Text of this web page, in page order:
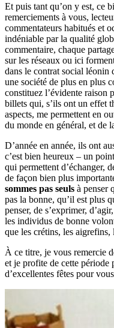
Et puis tant qu’on y est, ce
remerciements à vous,
commentateurs habitués et
indéniable par la qualité
commentaire, chaque
sur les réseaux ou ici
dans le contrat social léonin
une société de plus en plus
constituez l’évidente raison
billets qui, s’ils ont un effet
aspects, me permettent en
du monde en général, et de
D’année en année, ils ont
c’est bien heureux – un
qui permettent d’échanger,
de façon bien plus
sommes pas seuls à penser
pas la bonne, qu’il est plus
penser, de s’exprimer,
les individus de bonne
que les crétins, les aigrefins,
À ce titre, je vous remercie
et je profite de cette période
d’excellentes fêtes pour